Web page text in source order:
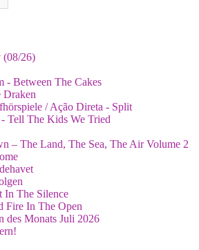
(08/26)
- Between The Cakes
Draken
/ Ação Direta - Split
Tell The Kids We Tried
– The Land, The Sea, The Air Volume 2
In The Silence
Fire In The Open
des Monats Juli 2026